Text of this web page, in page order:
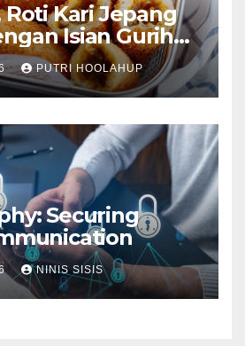
Roti Kari Jepang
Isian Gurih
PUTRI HOOLAHUP
Securing
NINIS SISIS